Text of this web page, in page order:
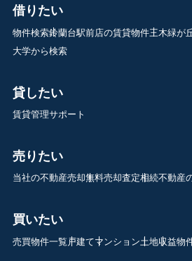
借りたい
物件検索鈴蘭台駅前店の賃貸物件三木緑が
大学から検索
貸したい
賃貸管理サポート
売りたい
当社の不動産売却無料売却査定相続不動産
買いたい
売買物件一覧戸建てマンション土地収益物